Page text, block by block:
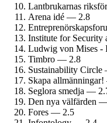
Lantbrukarnas
Arena idé — 2.8
Institute for
Ludwig von Mises -
Timbro — 2.8
Sustainability
Skapa
Seglora smedja —
Den nya välfärden
Fores — 2.5